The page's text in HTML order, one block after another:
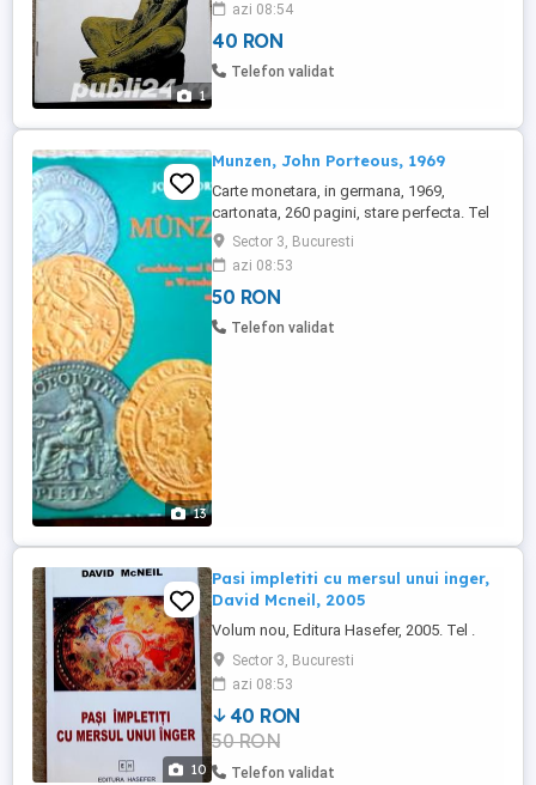
1
azi 08:54
40 RON
Telefon validat
13
Munzen, John Porteous, 1969
Carte monetara, in germana, 1969,
cartonata, 260 pagini, stare perfecta. Tel
0748 50 11 24.
Sector 3, Bucuresti
azi 08:53
50 RON
Telefon validat
10
Pasi impletiti cu mersul unui inger,
David Mcneil, 2005
Volum nou, Editura Hasefer, 2005. Tel .
Sector 3, Bucuresti
azi 08:53
40 RON
50 RON
Telefon validat